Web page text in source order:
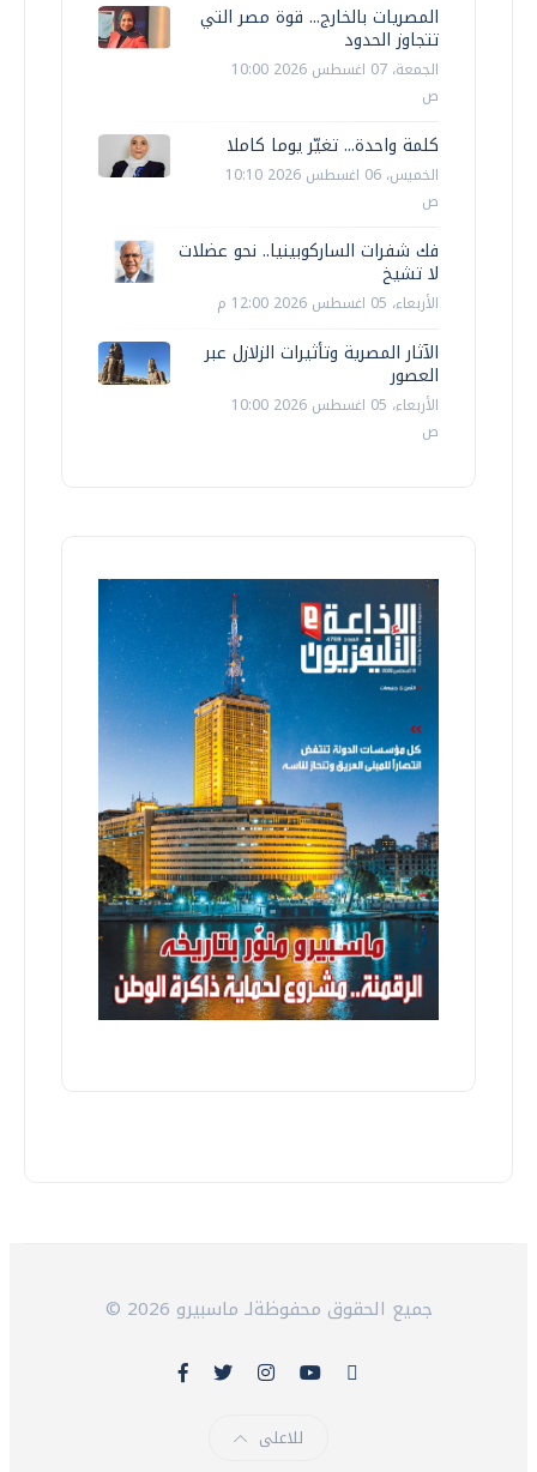
المصريات بالخارج... قوة مصر التي
تتجاوز الحدود
الجمعة، 07 اغسطس 2026 10:00
ص
كلمة واحدة... تغيّر يوما كاملا
الخميس، 06 اغسطس 2026 10:10
ص
فك شفرات الساركوبينيا.. نحو عضلات
لا تشيخ
الأربعاء، 05 اغسطس 2026 12:00 م
الآثار المصرية وتأثيرات الزلازل عبر
العصور
الأربعاء، 05 اغسطس 2026 10:00
ص
© 2026 جميع الحقوق محفوظةلـ ماسبيرو
للاعلى